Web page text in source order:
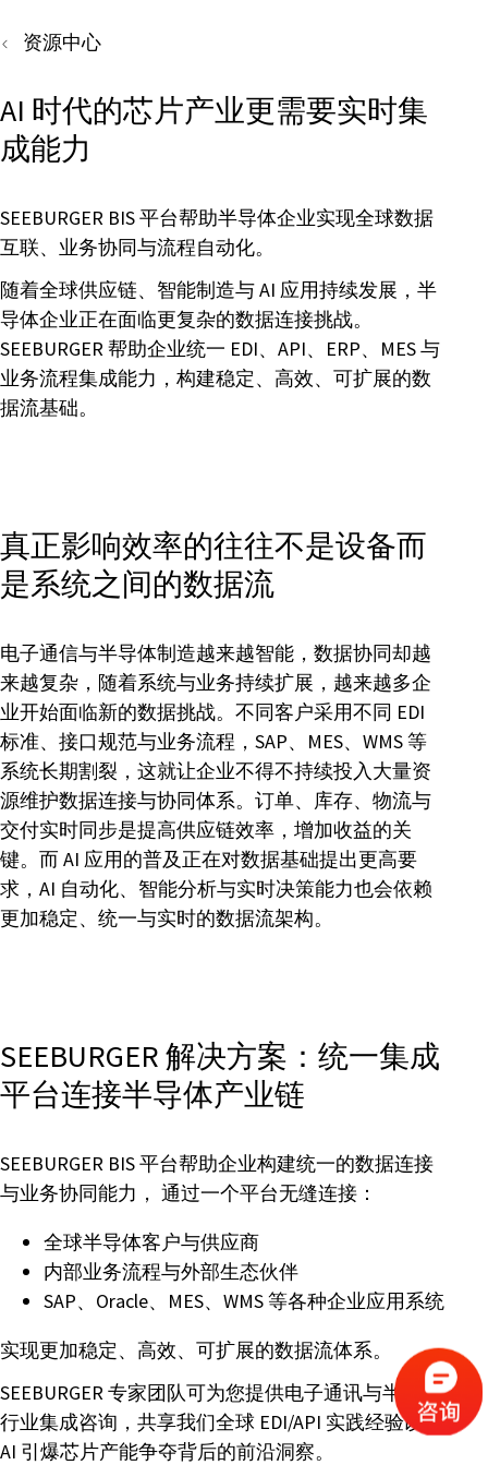
资源中心
AI 时代的芯片产业更需要实时集
成能力
SEEBURGER BIS 平台帮助半导体企业实现全球数据
互联、业务协同与流程自动化。
随着全球供应链、智能制造与 AI 应用持续发展，半
导体企业正在面临更复杂的数据连接挑战。
SEEBURGER 帮助企业统一 EDI、API、ERP、MES 与
业务流程集成能力，构建稳定、高效、可扩展的数
据流基础。
真正影响效率的往往不是设备而
是系统之间的数据流
电子通信与半导体制造越来越智能，数据协同却越
来越复杂，随着系统与业务持续扩展，越来越多企
业开始面临新的数据挑战。不同客户采用不同 EDI
标准、接口规范与业务流程，SAP、MES、WMS 等
系统长期割裂，这就让企业不得不持续投入大量资
源维护数据连接与协同体系。订单、库存、物流与
交付实时同步是提高供应链效率，增加收益的关
键。而 AI 应用的普及正在对数据基础提出更高要
求，AI 自动化、智能分析与实时决策能力也会依赖
更加稳定、统一与实时的数据流架构。
SEEBURGER 解决方案：统一集成
平台连接半导体产业链
SEEBURGER BIS 平台帮助企业构建统一的数据连接
与业务协同能力， 通过一个平台无缝连接：
全球半导体客户与供应商
内部业务流程与外部生态伙伴
SAP、Oracle、MES、WMS 等各种企业应用系统
实现更加稳定、高效、可扩展的数据流体系。
SEEBURGER 专家团队可为您提供电子通讯与半导体
行业集成咨询，共享我们全球 EDI/API 实践经验以及
AI 引爆芯片产能争夺背后的前沿洞察。